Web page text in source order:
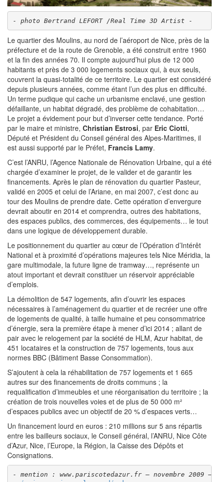
- photo Bertrand LEFORT /Real Time 3D Artist -
Le quartier des Moulins, au nord de l’aéroport de Nice, près de la
préfecture et de la route de Grenoble, a été construit entre 1960
et la fin des années 70. Il compte aujourd’hui plus de 12 000
habitants et près de 3 000 logements sociaux qui, à eux seuls,
couvrent la quasi-totalité de ce territoire. Le quartier est considéré
depuis plusieurs années, comme étant l’un des plus en difficulté.
Un terme pudique qui cache un urbanisme enclavé, une gestion
défaillante, un habitat dégradé, des problème de cohabitation…
Le projet a évidement pour but d’inverser cette tendance. Porté
par le maire et ministre, Christian Estrosi, par Eric Ciotti,
Député et Président du Conseil général des Alpes-Maritimes, il
est aussi supporté par le Préfet, Francis Lamy.
C’est l’ANRU, l’Agence Nationale de Rénovation Urbaine, qui a été
chargée d’examiner le projet, de le valider et de garantir les
financements. Après le plan de rénovation du quartier Pasteur,
validé en 2005 et celui de l’Ariane, en mai 2007, c’est donc au
tour des Moulins de prendre date. Cette opération d’envergure
devrait aboutir en 2014 et comprendra, outres des habitations,
des espaces publics, des commerces, des équipements… le tout
dans une logique de développement durable.
Le positionnement du quartier au cœur de l’Opération d’Intérêt
National et à proximité d’opérations majeures tels Nice Méridia, la
gare multimodale, la future ligne de tramway…, représente un
atout important et devrait constituer un réservoir appréciable
d’emplois.
La démolition de 547 logements, afin d’ouvrir les espaces
nécessaires à l’aménagement du quartier et de recréer une offre
de logements de qualité, à taille humaine et peu consommatrice
d’énergie, sera la première étape à mener d’ici 2014 ; allant de
pair avec le relogement par la société de HLM, Azur habitat, de
451 locataires et la construction de 757 logements, tous aux
normes BBC (Bâtiment Basse Consommation).
S’ajoutent à cela la réhabilitation de 757 logements et 1 665
autres sur des financements de droits communs ; la
requalification d’immeubles et une réorganisation du territoire ; la
création de trois nouvelles voies et de plus de 50 000 m²
d’espaces publics avec un objectif de 20 % d’espaces verts…
Un financement lourd en euros : 210 millions sur 5 ans répartis
entre les bailleurs sociaux, le Conseil général, l’ANRU, Nice Côte
d’Azur, Nice, l’Europe, la Région, la Caisse des Dépôts et
Consignations.
- mention : www.pariscotedazur.fr – novembre 2009 –